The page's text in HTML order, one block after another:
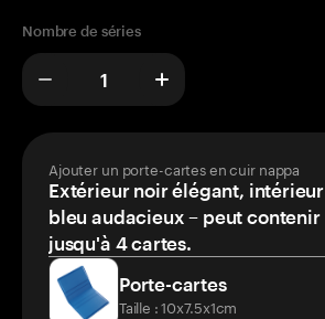
Nombre de séries
Ajouter un porte-cartes en cuir nappa
Extérieur noir élégant, intérieur
bleu audacieux – peut contenir
jusqu'à 4 cartes.
Porte-cartes
Taille : 10x7.5x1cm